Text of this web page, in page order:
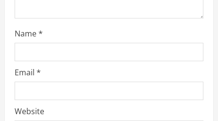
Name*
Email *
Website